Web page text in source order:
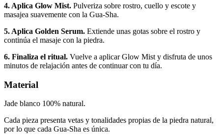
4. Aplica Glow Mist. Pulveriza sobre rostro, cuello y escote y
masajea suavemente con la Gua-Sha.
5. Aplica Golden Serum. Extiende unas gotas sobre el rostro y
continúa el masaje con la piedra.
6. Finaliza el ritual. Vuelve a aplicar Glow Mist y disfruta de unos
minutos de relajación antes de continuar con tu día.
Material
Jade blanco 100% natural.
Cada pieza presenta vetas y tonalidades propias de la piedra natural,
por lo que cada Gua-Sha es única.